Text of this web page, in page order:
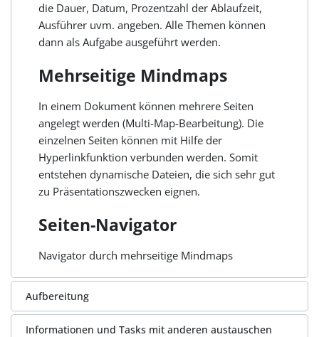
die Dauer, Datum, Prozentzahl der Ablaufzeit,
Ausführer uvm. angeben. Alle Themen können
dann als Aufgabe ausgeführt werden.
Mehrseitige Mindmaps
In einem Dokument können mehrere Seiten
angelegt werden (Multi-Map-Bearbeitung). Die
einzelnen Seiten können mit Hilfe der
Hyperlinkfunktion verbunden werden. Somit
entstehen dynamische Dateien, die sich sehr gut
zu Präsentationszwecken eignen.
Seiten-Navigator
Navigator durch mehrseitige Mindmaps
Aufbereitung
Informationen und Tasks mit anderen austauschen